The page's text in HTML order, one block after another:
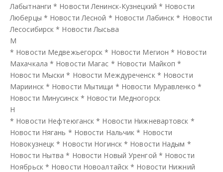
Лабытнанги * Новости Ленинск-Кузнецкий * Новости
Люберцы * Новости Лесной * Новости Лабинск * Новости
Лесосибирск * Новости Лысьва
М
* Новости Медвежьегорск * Новости Мегион * Новости
Махачкала * Новости Магас * Новости Майкоп *
Новости Мыски * Новости Междуреченск * Новости
Мариинск * Новости Мытищи * Новости Муравленко *
Новости Минусинск * Новости Медногорск
Н
* Новости Нефтеюганск * Новости Нижневартовск *
Новости Нягань * Новости Нальчик * Новости
Новокузнецк * Новости Ногинск * Новости Надым *
Новости Нытва * Новости Новый Уренгой * Новости
Ноябрьск * Новости Новоалтайск * Новости Нижний